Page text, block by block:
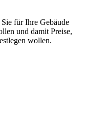
für Ihre Gebäude
und damit Preise,
wollen.